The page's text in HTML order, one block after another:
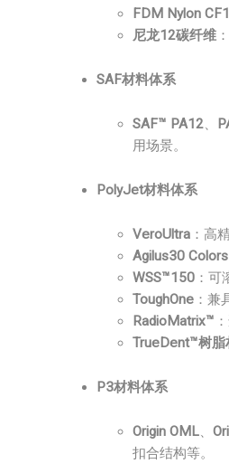
FDM Nylon
尼龙12碳纤维
SAF材料体系
SAF™ PA12、
用场景。
PolyJet材料体系
VeroUltra ：高
Agilus30 Colors
WSS™150 ：
ToughOne ：兼
RadioMatrix™
TrueDent™树脂
P3材料体系
Origin OML、
扣合结构等。